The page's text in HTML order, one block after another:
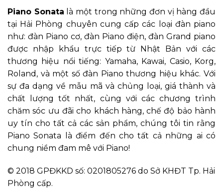
Piano Sonata là một trong những đơn vị hàng đầu
tại Hải Phòng chuyên cung cấp các loại đàn piano
như: đàn Piano cơ, đàn Piano điện, đàn Grand piano
được nhập khẩu trực tiếp từ Nhật Bản với các
thương hiệu nổi tiếng: Yamaha, Kawai, Casio, Korg,
Roland, và một số đàn Piano thương hiệu khác. Với
sự đa dạng về mẫu mã và chủng loại, giá thành và
chất lượng tốt nhất, cùng với các chương trình
chăm sóc ưu đãi cho khách hàng, chế độ bảo hành
uy tín cho tất cả các sản phẩm, chúng tôi tin rằng
Piano Sonata là điểm đến cho tất cả những ai có
chung niềm đam mê với Piano!
© 2018 GPĐKKD số: 0201805276 do Sở KHĐT Tp. Hải
Phòng cấp.